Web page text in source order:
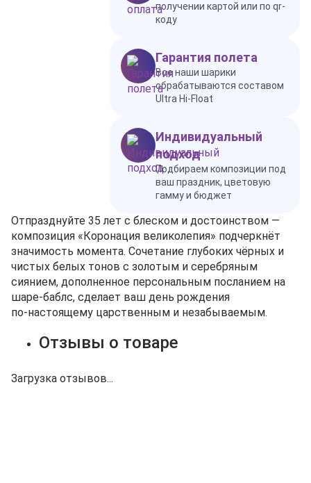
получении картой или по qr-
коду
Гарантия полета
Все наши шарики
обрабатываются составом
Ultra Hi-Float
Индивидуальный
подход
Подбираем композиции под
ваш праздник, цветовую
гамму и бюджет
Отпразднуйте 35 лет с блеском и достоинством —
композиция «Коронация великолепия» подчеркнёт
значимость момента. Сочетание глубоких чёрных и
чистых белых тонов с золотым и серебряным
сиянием, дополненное персональным посланием на
шаре‑баблс, сделает ваш день рождения
по‑настоящему царственным и незабываемым.
Отзывы о товаре
Загрузка отзывов...